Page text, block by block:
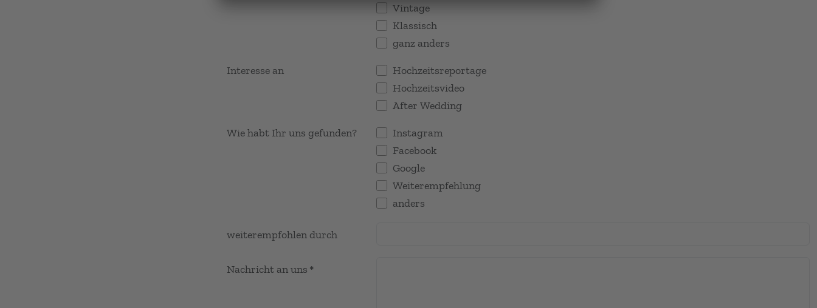
Vintage
Klassisch
ganz anders
Interesse an
Hochzeitsreportage
Hochzeitsvideo
After Wedding
Wie habt Ihr uns gefunden?
Instagram
Facebook
Google
Weiterempfehlung
anders
weiterempfohlen durch
Nachricht an uns *